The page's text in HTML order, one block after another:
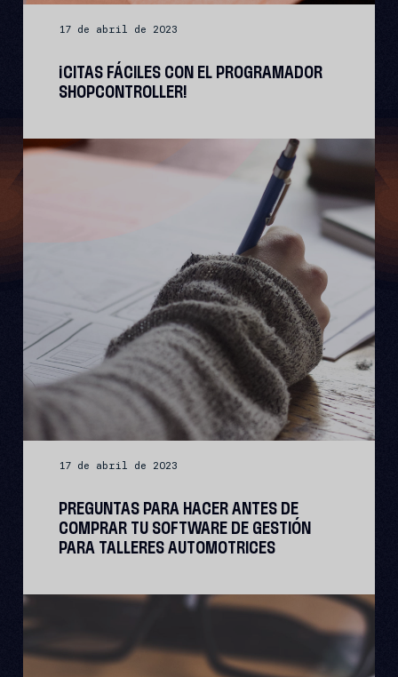
17 de abril de 2023
¡CITAS FÁCILES CON EL PROGRAMADOR
SHOPCONTROLLER!
17 de abril de 2023
PREGUNTAS PARA HACER ANTES DE
COMPRAR TU SOFTWARE DE GESTIÓN
PARA TALLERES AUTOMOTRICES